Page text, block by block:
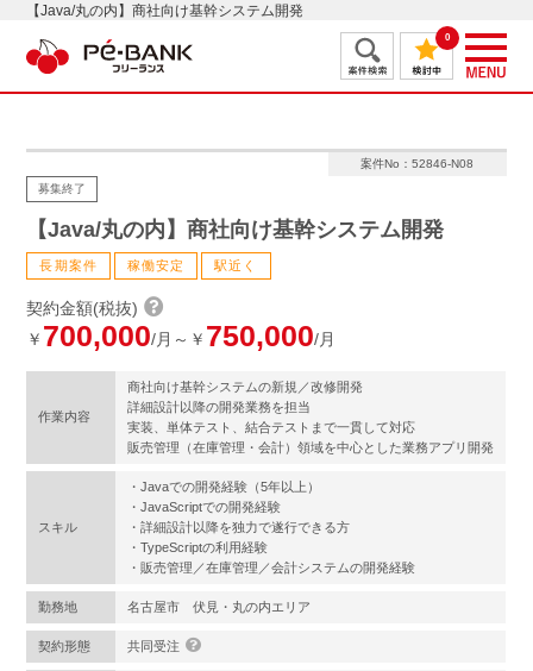
【Java/丸の内】商社向け基幹システム開発
0
案件No：52846-N08
募集終了
【Java/丸の内】商社向け基幹システム開発
長期案件 稼働安定 駅近く
契約金額(税抜)
￥ 700,000/月～￥ 750,000/月
作業内容
商社向け基幹システムの新規／改修開発
詳細設計以降の開発業務を担当
実装、単体テスト、結合テストまで一貫して対応
販売管理（在庫管理・会計）領域を中心とした業務アプリ開発
スキル
・Javaでの開発経験（5年以上）
・JavaScriptでの開発経験
・詳細設計以降を独力で遂行できる方
・TypeScriptの利用経験
・販売管理／在庫管理／会計システムの開発経験
勤務地 名古屋市 伏見・丸の内エリア
契約形態 共同受注